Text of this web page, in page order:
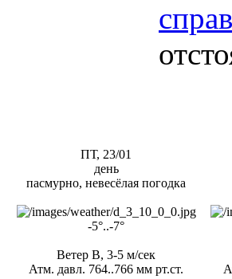
ПТ, 23/01
день
пасмурно, невесёлая погодка
-5°..-7°
Ветер В, 3-5 м/сек
Атм. давл. 764..766 мм рт.ст.